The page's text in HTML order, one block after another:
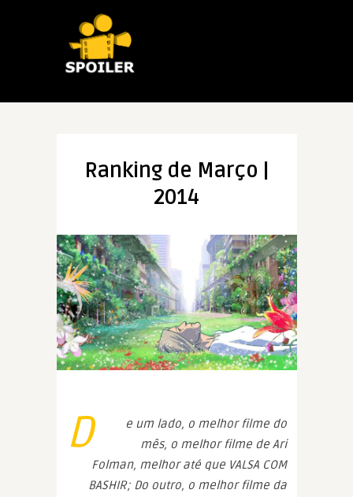
Ranking de Março |
2014
D
e um lado, o melhor filme do
mês, o melhor filme de Ari
Folman, melhor até que VALSA COM
BASHIR; Do outro, o melhor filme da